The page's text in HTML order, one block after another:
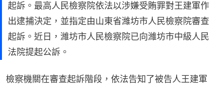
起訴。最高人民檢察院依法以涉嫌受賄罪對王建軍作
出逮捕決定，並指定由山東省濰坊市人民檢察院審查
起訴。近日，濰坊市人民檢察院已向濰坊市中級人民
法院提起公訴。
檢察機關在審查起訴階段，依法告知了被告人王建軍